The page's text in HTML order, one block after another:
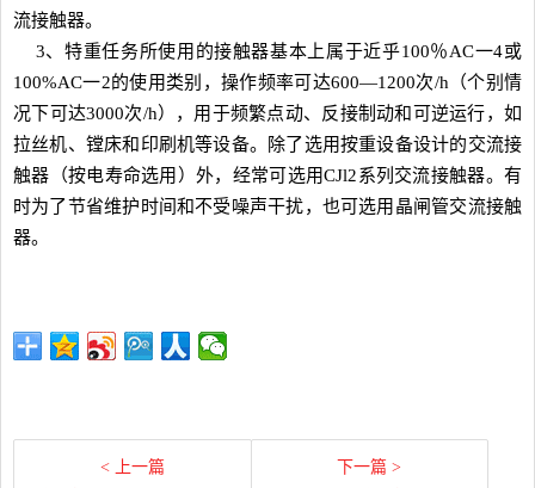
流接触器。
3、特重任务所使用的接触器基本上属于近乎100％AC一4或
100%AC一2的使用类别，操作频率可达600―1200次/h（个别情
况下可达3000次/h），用于频繁点动、反接制动和可逆运行，如
拉丝机、镗床和印刷机等设备。除了选用按重设备设计的交流接
触器（按电寿命选用）外，经常可选用CJl2系列交流接触器。有
时为了节省维护时间和不受噪声干扰，也可选用晶闸管交流接触
器。
< 上一篇 下一篇 >